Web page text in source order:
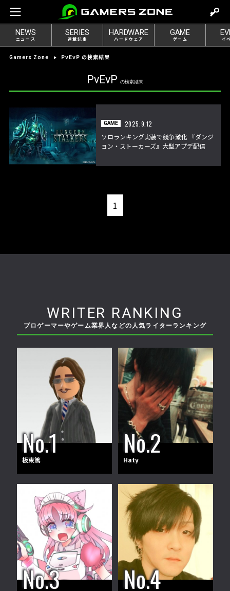
e
n
NEWS
ニュース
SERIES
連載記事
HARDWARE
ハードウェア
GAME
ゲーム イ
Gamers Zone PvEvP の検索結果
PvEvP の検索結果
GAME
2025.9.12
ソロランキング実装で競争激化 『ダンジ
ョン・ストーカーズ』大型アプデ配信
1
WRITER RANKING
プロゲーマーやゲーム業界人などの人気ライターランキング
板東篤 Haty